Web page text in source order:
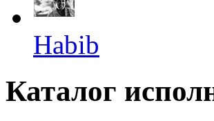
Habib
Каталог